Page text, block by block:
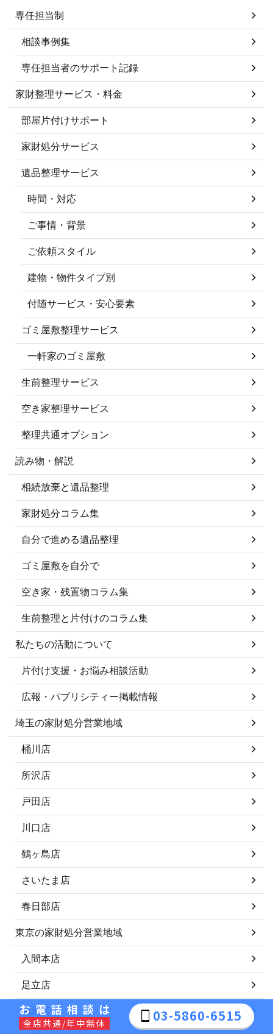
専任担当制
相談事例集
専任担当者のサポート記録
家財整理サービス・料金
部屋片付けサポート
家財処分サービス
遺品整理サービス
時間・対応
ご事情・背景
ご依頼スタイル
建物・物件タイプ別
付随サービス・安心要素
ゴミ屋敷整理サービス
一軒家のゴミ屋敷
生前整理サービス
空き家整理サービス
整理共通オプション
読み物・解説
相続放棄と遺品整理
家財処分コラム集
自分で進める遺品整理
ゴミ屋敷を自分で
空き家・残置物コラム集
生前整理と片付けのコラム集
私たちの活動について
片付け支援・お悩み相談活動
広報・パブリシティー掲載情報
埼玉の家財処分営業地域
桶川店
所沢店
戸田店
川口店
鶴ヶ島店
さいたま店
春日部店
東京の家財処分営業地域
入間本店
足立店
練馬店
お電話相談は
全店共通/年中無休 03-5860-6515